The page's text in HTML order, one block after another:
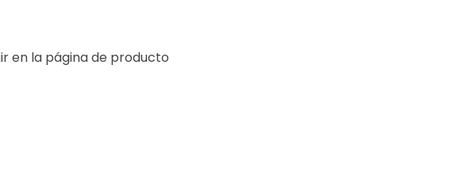
en la página de producto